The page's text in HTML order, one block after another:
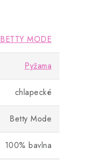
BETTY MODE
Pyžama
chlapecké
Betty Mode
100% bavlna